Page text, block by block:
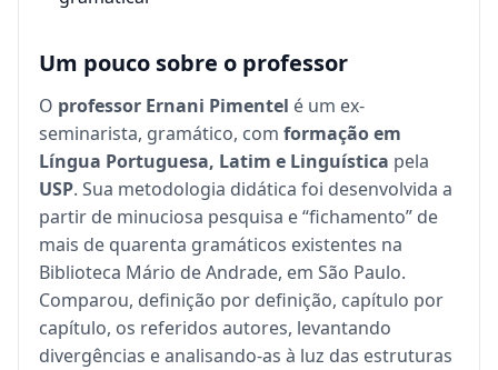
Um pouco sobre o professor
O professor Ernani Pimentel é um ex-
seminarista, gramático, com formação em
Língua Portuguesa, Latim e Linguística pela
USP. Sua metodologia didática foi desenvolvida a
partir de minuciosa pesquisa e “fichamento” de
mais de quarenta gramáticos existentes na
Biblioteca Mário de Andrade, em São Paulo.
Comparou, definição por definição, capítulo por
capítulo, os referidos autores, levantando
divergências e analisando-as à luz das estruturas